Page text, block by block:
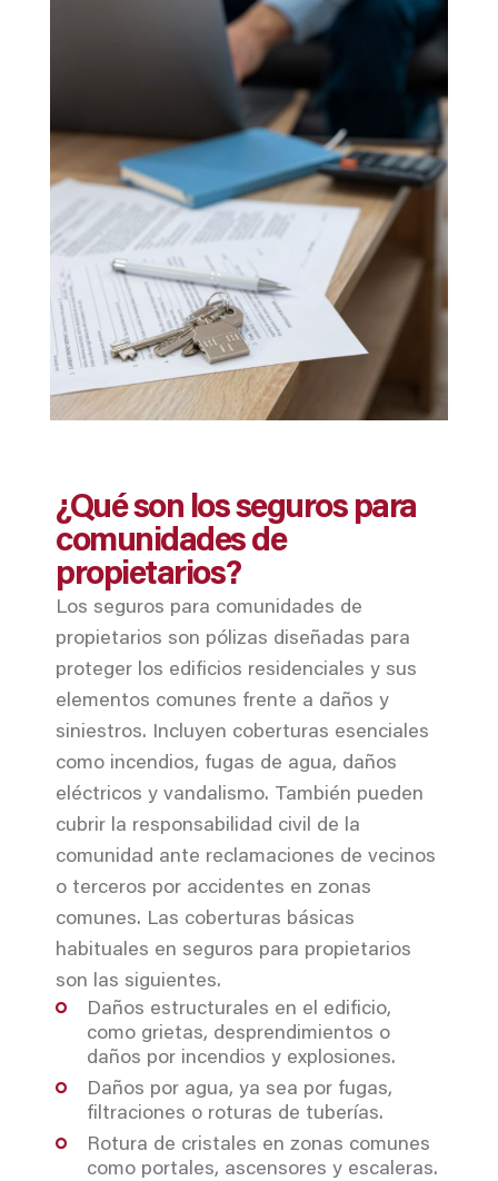
¿Qué son los seguros para
comunidades de
propietarios?
Los seguros para comunidades de
propietarios son pólizas diseñadas para
proteger los edificios residenciales y sus
elementos comunes frente a daños y
siniestros. Incluyen coberturas esenciales
como incendios, fugas de agua, daños
eléctricos y vandalismo. También pueden
cubrir la responsabilidad civil de la
comunidad ante reclamaciones de vecinos
o terceros por accidentes en zonas
comunes. Las coberturas básicas
habituales en seguros para propietarios
son las siguientes.
Daños estructurales en el edificio,
como grietas, desprendimientos o
daños por incendios y explosiones.
Daños por agua, ya sea por fugas,
filtraciones o roturas de tuberías.
Rotura de cristales en zonas comunes
como portales, ascensores y escaleras.